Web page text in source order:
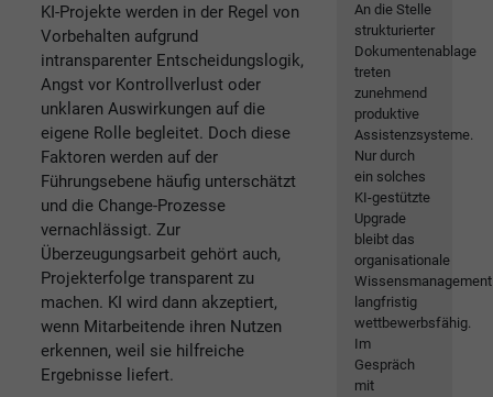
KI-Projekte werden in der Regel von
Vorbehalten aufgrund
intransparenter Entscheidungslogik,
Angst vor Kontrollverlust oder
unklaren Auswirkungen auf die
eigene Rolle begleitet. Doch diese
Faktoren werden auf der
Führungsebene häufig unterschätzt
und die Change-Prozesse
vernachlässigt. Zur
Überzeugungsarbeit gehört auch,
Projekterfolge transparent zu
machen. KI wird dann akzeptiert,
wenn Mitarbeitende ihren Nutzen
erkennen, weil sie hilfreiche
Ergebnisse liefert.
An die Stelle
strukturierter
Dokumentenablage
treten
zunehmend
produktive
Assistenzsysteme.
Nur durch
ein solches
KI-gestützte
Upgrade
bleibt das
organisationale
Wissensmanagement
langfristig
wettbewerbsfähig.
Im
Gespräch
mit